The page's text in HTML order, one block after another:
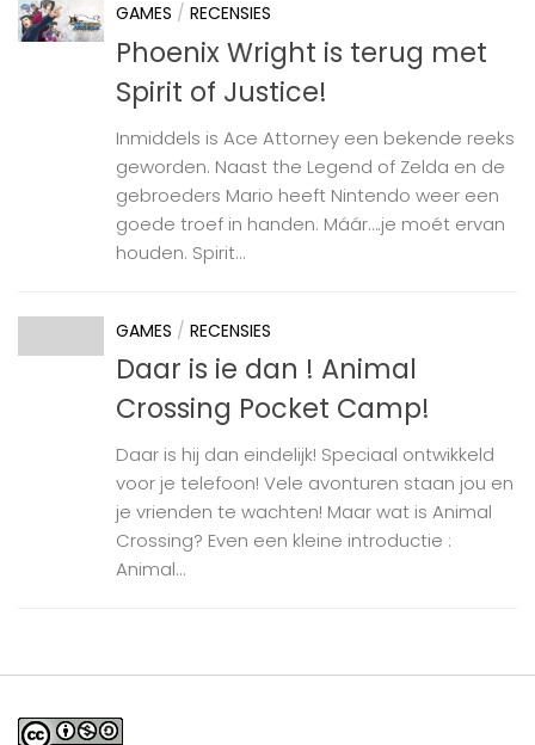
GAMES / RECENSIES
Phoenix Wright is terug met
Spirit of Justice!
Inmiddels is Ace Attorney een bekende reeks
geworden. Naast the Legend of Zelda en de
gebroeders Mario heeft Nintendo weer een
goede troef in handen. Máár….je moét ervan
houden. Spirit...
GAMES / RECENSIES
Daar is ie dan ! Animal
Crossing Pocket Camp!
Daar is hij dan eindelijk! Speciaal ontwikkeld
voor je telefoon! Vele avonturen staan jou en
je vrienden te wachten! Maar wat is Animal
Crossing? Even een kleine introductie :
Animal...